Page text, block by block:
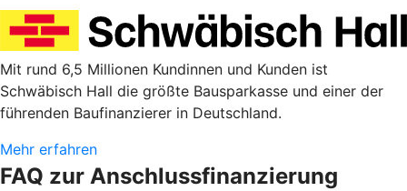
Mit rund 6,5 Millionen Kundinnen und Kunden ist
Schwäbisch Hall die größte Bausparkasse und einer der
führenden Baufinanzierer in Deutschland.
Mehr erfahren
FAQ zur Anschlussfinanzierung